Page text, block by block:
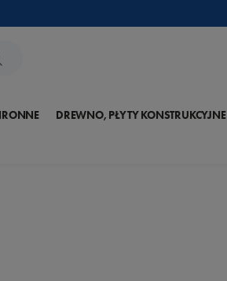
DREWNO, PŁYTY KONSTRUKCYJNE